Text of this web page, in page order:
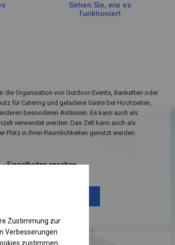
Sehen Sie, wie es
funktioniert
die Organisation von Outdoor-Events, Banketten oder
für Catering und geladene Gäste bei Hochzeiten,
besonderen Anlässen. Es kann auch als
verwendet werden. Das Zelt kann auch als
Platz in Ihren Räumlichkeiten genutzt werden.
Einzelheiten ansehen
Zustimmung zur
Verbesserungen
zustimmen,